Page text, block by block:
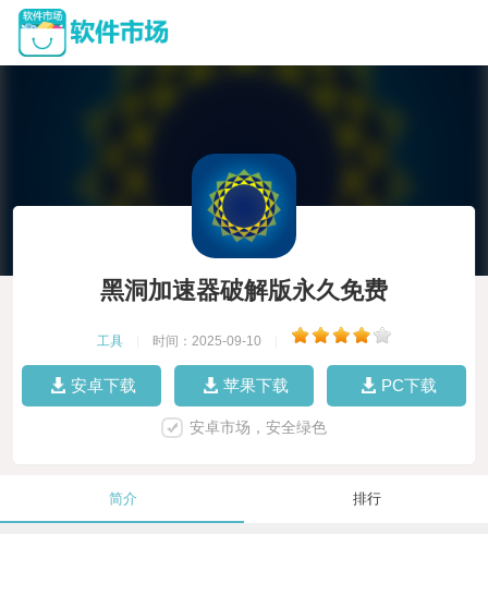
黑洞加速器破解版永久免费
工具 时间：2025-09-10
安卓下载 苹果下载 PC下载
安卓市场，安全绿色
简介 排行